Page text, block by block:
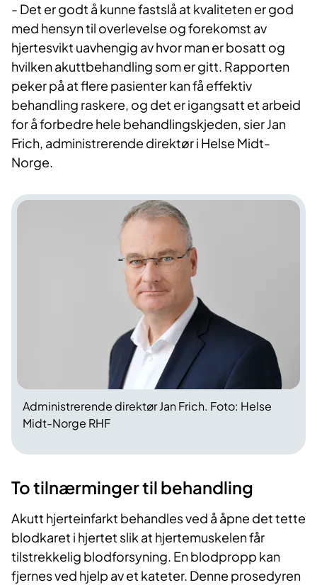
- Det er godt å kunne fastslå at kvaliteten er god
med hensyn til overlevelse og forekomst av
hjertesvikt uavhengig av hvor man er bosatt og
hvilken akuttbehandling som er gitt. Rapporten
peker på at flere pasienter kan få effektiv
behandling raskere, og det er igangsatt et arbeid
for å forbedre hele behandlingskjeden, sier Jan
Frich, administrerende direktør i Helse Midt-
Norge.
Administrerende direktør Jan Frich. Foto: Helse
Midt-Norge RHF
To tilnærminger til behandling
Akutt hjerteinfarkt behandles ved å åpne det tette
blodkaret i hjertet slik at hjertemuskelen får
tilstrekkelig blodforsyning. En blodpropp kan
fjernes ved hjelp av et kateter. Denne prosedyren